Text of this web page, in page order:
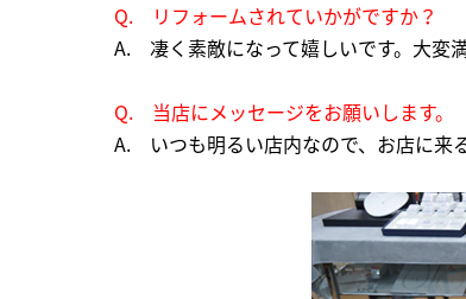
Q. リフォームされていかがですか？
A. 凄く素敵になって嬉しいです。大変満
Q. 当店にメッセージをお願いします。
A. いつも明るい店内なので、お店に来